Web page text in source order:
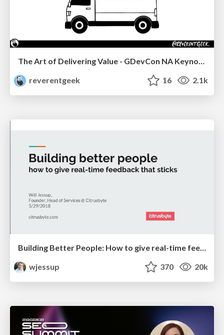
The Art of Delivering Value - GDevCon NA Keynote
reverentgeek
16 2.1k
Building Better People: How to give real-time feedback that sticks.
wjessup
370 20k